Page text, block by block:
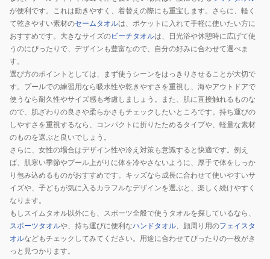
が便利です。これは動きやすく、着替えの際にも重宝します。さらに、軽く
て乾きやすい素材のセームタオルは、ポケットに入れて手軽に使いたい方に
おすすめです。大きなサイズのビーチタオルは、日光浴や休憩時に広げて使
うのにぴったりで、デザインも豊富なので、自分の好みに合わせて選べま
す。
選び方のポイントとしては、まず使うシーンをはっきりさせることが大切で
す。プールでの練習用なら吸水性や乾きやすさを重視し、海やアウトドアで
使うなら耐久性やサイズ感も考慮しましょう。また、肌に直接触れるものな
ので、肌ざわりの良さや柔らかさもチェックしたいところです。持ち運びの
しやすさを重視するなら、コンパクトに折りたためるタイプや、軽量な素材
のものを選ぶと良いでしょう。
さらに、女性の場合はデザイン性や冷え対策も意識すると快適です。例え
ば、肌寒い季節やプール上がりに体を冷やさないように、厚手で体をしっか
り包み込めるものがおすすめです。キッズなら成長に合わせて使いやすいサ
イズや、子どもが気に入るカラフルなデザインを選ぶと、楽しく続けやすく
なります。
もしスイムタオル以外にも、スポーツ全般で使うタオルを探しているなら、
スポーツタオルや、持ち運びに便利なハンドタオル、顔周り用のフェイスタ
オルなどもチェックしてみてください。用途に合わせてぴったりの一枚がき
っと見つかります。